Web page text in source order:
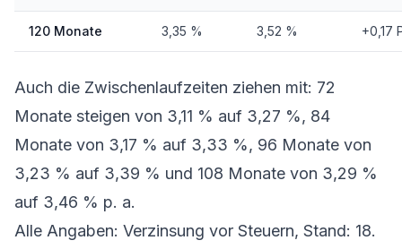
120 Monate 3,35 % 3,52 % +0,17
Auch die Zwischenlaufzeiten ziehen mit: 72
Monate steigen von 3,11 % auf 3,27 %, 84
Monate von 3,17 % auf 3,33 %, 96 Monate von
3,23 % auf 3,39 % und 108 Monate von 3,29 %
auf 3,46 % p. a.
Alle Angaben: Verzinsung vor Steuern, Stand: 18.